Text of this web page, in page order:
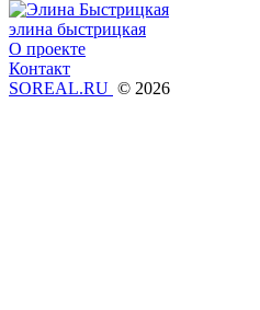
элина быстрицкая
О проекте
Контакт
SOREAL.RU © 2026